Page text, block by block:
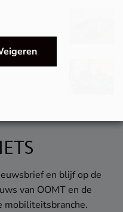
en blijf op de
van OOMT en de
mobiliteitsbranche.